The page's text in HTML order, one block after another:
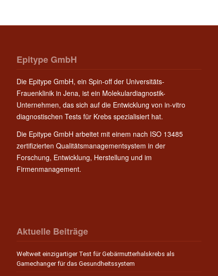
Epitype GmbH
Die Epitype GmbH, ein Spin-off der Universitäts-
Frauenklinik in Jena, ist ein Molekulardiagnostik-
Unternehmen, das sich auf die Entwicklung von in-vitro
diagnostischen Tests für Krebs spezialisiert hat.
Die Epitype GmbH arbeitet mit einem nach ISO 13485
zertifizierten Qualitätsmanagementsystem in der
Forschung, Entwicklung, Herstellung und im
Firmenmanagement.
Aktuelle Beiträge
Weltweit einzigartiger Test für Gebärmutterhalskrebs als
Gamechanger für das Gesundheitssystem